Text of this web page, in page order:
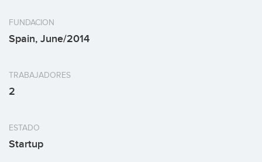
FUNDACION
Spain, June/2014
TRABAJADORES
2
ESTADO
Startup